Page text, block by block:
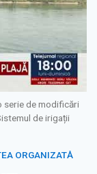
serie de modificări
de irigații
ORGANIZATĂ